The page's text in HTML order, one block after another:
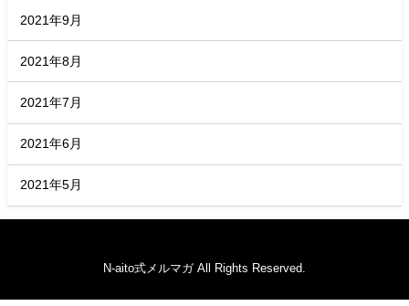
2021年9月
2021年8月
2021年7月
2021年6月
2021年5月
N-aito式メルマガ All Rights Reserved.